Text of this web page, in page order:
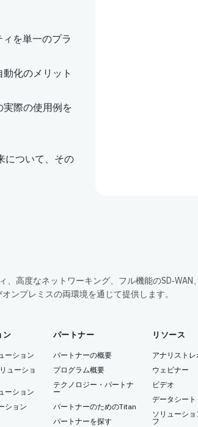
を単一のプラ
化のメリット
際の使用例を
について、その
高度なネットワーキング、フル機能のSD‑WAN
ンプレミスの両環境を通じて提供します。
ン
ーション
ューショ
ーション
ション
パートナー
パートナーの概要
プログラム概要
テクノロジー・パートナ
ー
パートナーのためのTitan
パートナーを探す
リソース
アナリストレ
ウェビナー
ビデオ
データシート
ソリューシ
フ